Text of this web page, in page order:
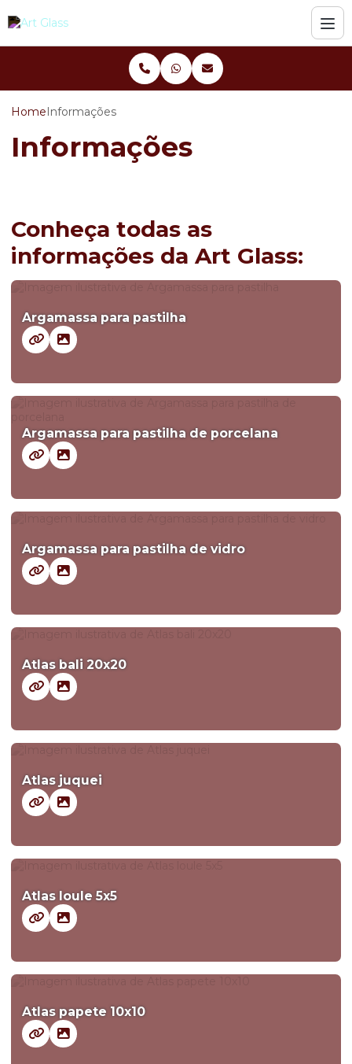
HomeInformações
Informações
Conheça todas as
informações da Art Glass:
Argamassa para pastilha
Argamassa para pastilha de porcelana
Argamassa para pastilha de vidro
Atlas bali 20x20
Atlas juquei
Atlas loule 5x5
Atlas papete 10x10